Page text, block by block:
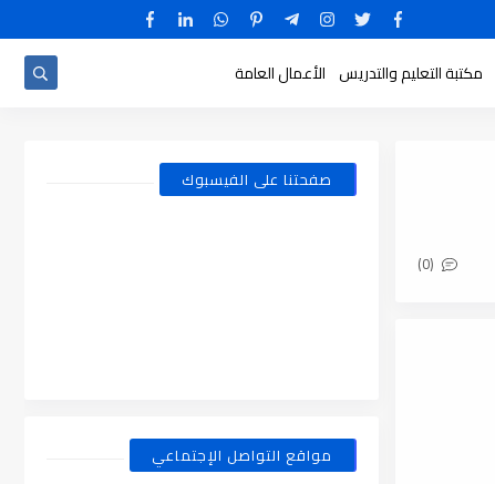
مكتبة التعليم والتدريس الأعمال العامة
(0)
صفحتنا على الفيسبوك
مواقع التواصل الإجتماعي